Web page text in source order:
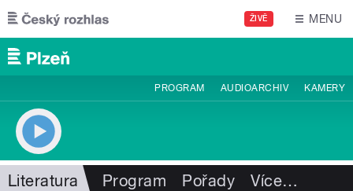
Přejít k hlavnímu obsahu
ŽIVĚ MENU
PROGRAM AUDIOARCHIV KAMERY
Literatura Program Pořady Více…